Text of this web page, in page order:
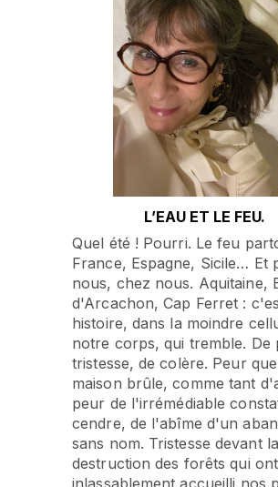
L’EAU ET LE FEU.
Quel été ! Pourri. Le feu
France, Espagne, Sicile… Et
nous, chez nous. Aquitaine,
d'Arcachon, Cap Ferret :
histoire, dans la moindre
notre corps, qui tremble. De
tristesse, de colère. Peur
maison brûle, comme tant
peur de l'irrémédiable
cendre, de l'abîme d'un
sans nom. Tristesse devant la
destruction des forêts qui ont
inlassablement accueilli nos